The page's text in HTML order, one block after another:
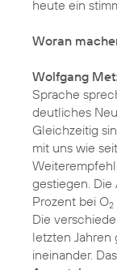
heute ein
Woran
Wolfgang
Sprache
deutliches
Gleichzeitig
mit uns wie
gestiegen. Die
Prozent bei O2
Die
letzten Jahren
ineinander.